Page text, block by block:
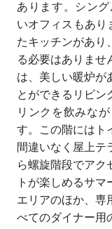
あります。シン
いオフィスもあり
たキッチンがあり
る必要はありま
は、美しい暖炉が
とができるリビン
リンクを飲みな
す。この階にはト
間違いなく屋上テ
ら螺旋階段でアク
トが楽しめるサ
エリアのほか、専
べてのダイナー用